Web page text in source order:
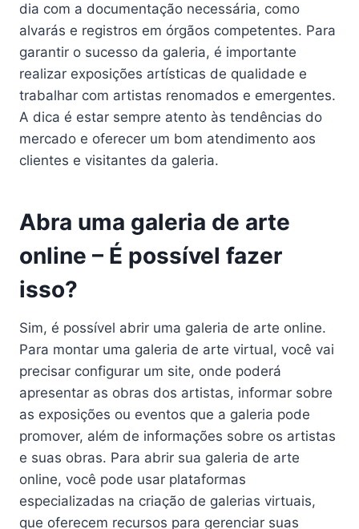
dia com a documentação necessária, como
alvarás e registros em órgãos competentes. Para
garantir o sucesso da galeria, é importante
realizar exposições artísticas de qualidade e
trabalhar com artistas renomados e emergentes.
A dica é estar sempre atento às tendências do
mercado e oferecer um bom atendimento aos
clientes e visitantes da galeria.
Abra uma galeria de arte
online – É possível fazer
isso?
Sim, é possível abrir uma galeria de arte online.
Para montar uma galeria de arte virtual, você vai
precisar configurar um site, onde poderá
apresentar as obras dos artistas, informar sobre
as exposições ou eventos que a galeria pode
promover, além de informações sobre os artistas
e suas obras. Para abrir sua galeria de arte
online, você pode usar plataformas
especializadas na criação de galerias virtuais,
que oferecem recursos para gerenciar suas